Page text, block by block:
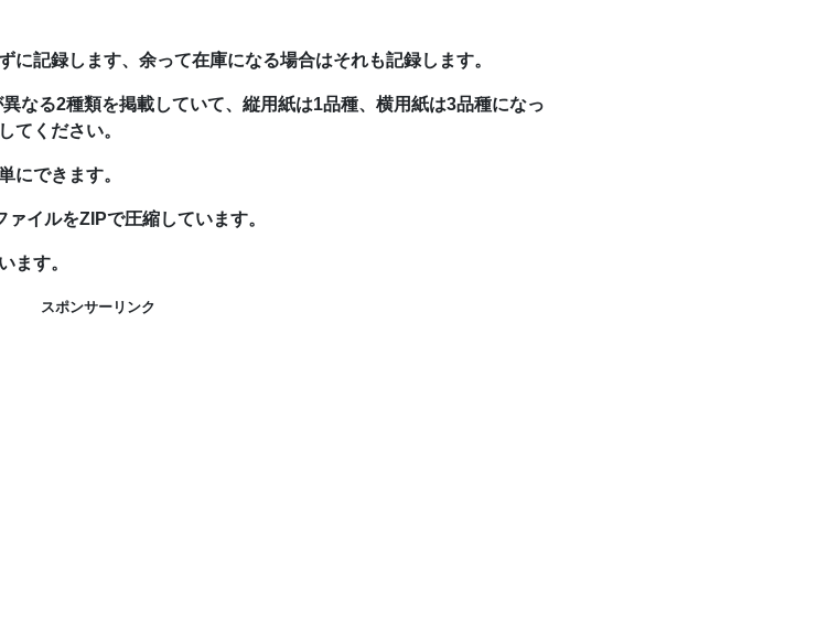
に記録します、余って在庫になる場合はそれも記録します。
なる2種類を掲載していて、縦用紙は1品種、横用紙は3品種になっ
てください。
にできます。
イルをZIPで圧縮しています。
ます。
スポンサーリンク